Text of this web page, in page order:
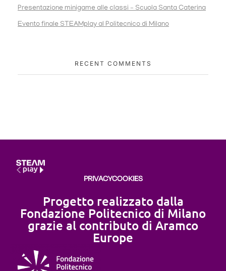
Presentazione minigame alle classi – Scuola Santa Caterina
Evento finale STEAMplay al Politecnico di Milano
RECENT COMMENTS
PRIVACYCOOKIES
Progetto realizzato dalla
Fondazione Politecnico di Milano
grazie al contributo di Aramco
Europe